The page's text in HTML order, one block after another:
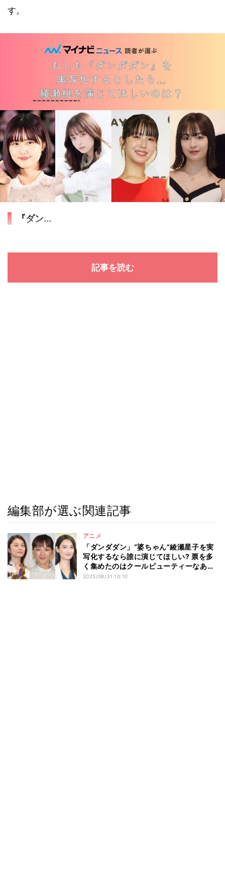
す。
『ダン...
記事を読む
編集部が選ぶ関連記事
アニメ
「ダンダダン」“婆ちゃん”綾瀬星子を実
写化するなら誰に演じてほしい? 票を多
く集めたのはクールビューティーなあの
女優
2025/08/31 10:10